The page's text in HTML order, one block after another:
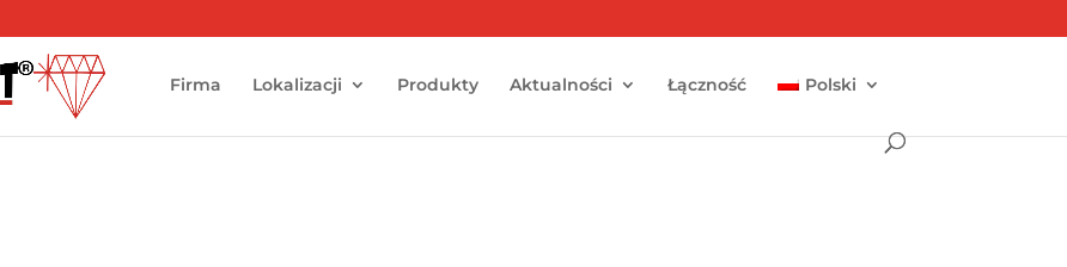
Firma Lokalizacji Produkty Aktualności Łączność Polski